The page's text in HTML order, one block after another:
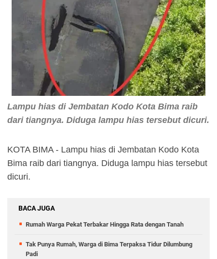
Lampu hias di Jembatan Kodo Kota Bima raib
dari tiangnya. Diduga lampu hias tersebut dicuri.
KOTA BIMA - Lampu hias di Jembatan Kodo Kota
Bima raib dari tiangnya. Diduga lampu hias tersebut
dicuri.
BACA JUGA
Rumah Warga Pekat Terbakar Hingga Rata dengan Tanah
Tak Punya Rumah, Warga di Bima Terpaksa Tidur Dilumbung
Padi